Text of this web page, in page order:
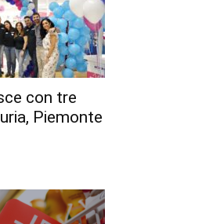
con tre
Piemonte